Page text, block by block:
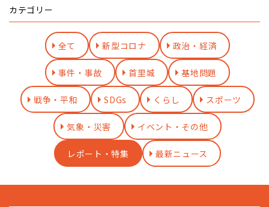
カテゴリー
全て 新型コロナ 政治・経済
事件・事故 首里城 基地問題
戦争・平和 SDGs くらし スポーツ
気象・災害 イベント・その他
レポート・特集 最新ニュース